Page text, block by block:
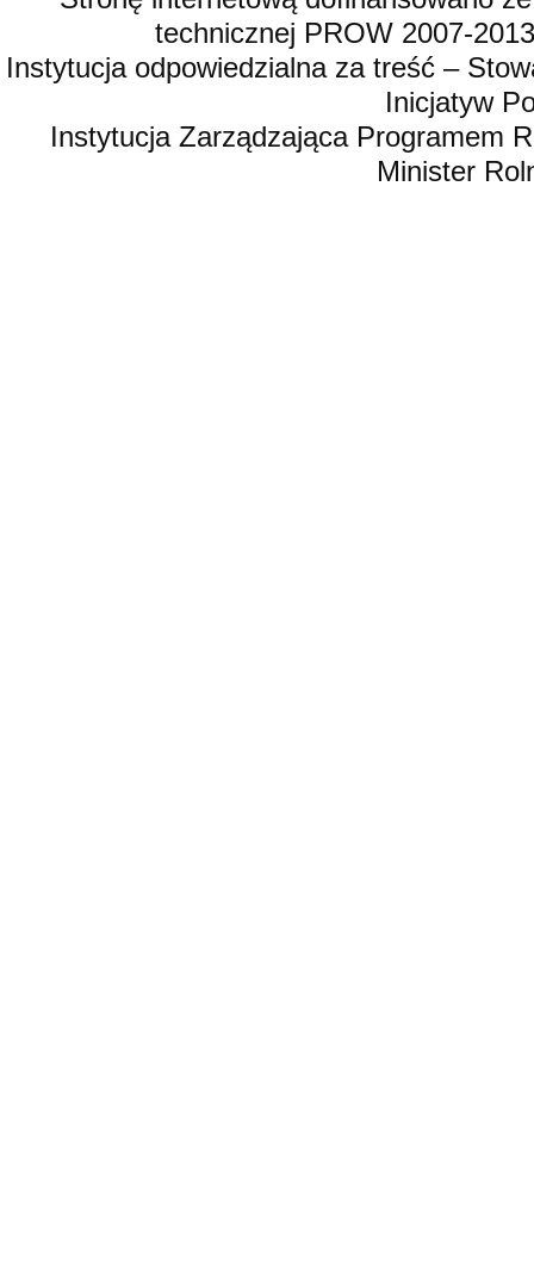
technicznej PROW 2007-
Instytucja odpowiedzialna za treść –
Inicjatyw
Instytucja Zarządzająca Programem
Minister